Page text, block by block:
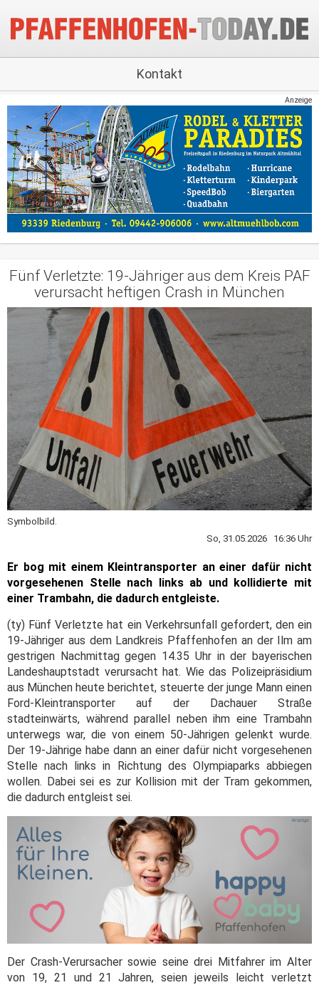
Kontakt
Anzeige
Fünf Verletzte: 19-Jähriger aus dem Kreis PAF
verursacht heftigen Crash in München
Symbolbild.
So, 31.05.2026 16:36 Uhr
Er bog mit einem Kleintransporter an einer dafür nicht
vorgesehenen Stelle nach links ab und kollidierte mit
einer Trambahn, die dadurch entgleiste.
(ty) Fünf Verletzte hat ein Verkehrsunfall gefordert, den ein
19-Jähriger aus dem Landkreis Pfaffenhofen an der Ilm am
gestrigen Nachmittag gegen 14.35 Uhr in der bayerischen
Landeshauptstadt verursacht hat. Wie das Polizeipräsidium
aus München heute berichtet, steuerte der junge Mann einen
Ford-Kleintransporter auf der Dachauer Straße
stadteinwärts, während parallel neben ihm eine Trambahn
unterwegs war, die von einem 50-Jährigen gelenkt wurde.
Der 19-Jährige habe dann an einer dafür nicht vorgesehenen
Stelle nach links in Richtung des Olympiaparks abbiegen
wollen. Dabei sei es zur Kollision mit der Tram gekommen,
die dadurch entgleist sei.
Der Crash-Verursacher sowie seine drei Mitfahrer im Alter
von 19, 21 und 21 Jahren, seien jeweils leicht verletzt